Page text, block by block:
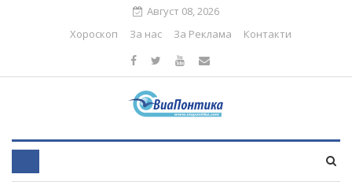
Август 08, 2026
Хороскоп
За нас За Реклама Контакти